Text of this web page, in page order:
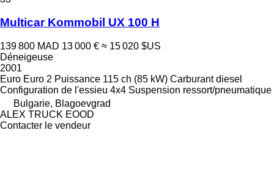
Multicar Kommobil UX 100 H
139 800 MAD 13 000 € ≈ 15 020 $US
Déneigeuse
2001
Euro Euro 2 Puissance 115 ch (85 kW) Carburant diesel
Configuration de l'essieu 4x4 Suspension ressort/pneumatique
Bulgarie, Blagoevgrad
ALEX TRUCK EOOD
Contacter le vendeur